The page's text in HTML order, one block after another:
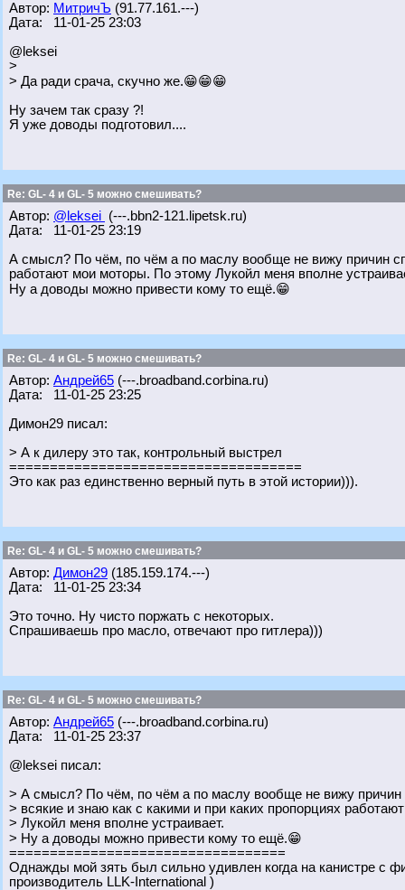
Автор: МитричЪ (91.77.161.---)
Дата: 11-01-25 23:03
@leksei
>
> Да ради срача, скучно же.😁😁😁
Ну зачем так сразу ?!
Я уже доводы подготовил....
Re: GL- 4 и GL- 5 можно смешивать?
Автор: @leksei (---.bbn2-121.lipetsk.ru)
Дата: 11-01-25 23:19
А смысл? По чём, по чём а по маслу вообще не вижу причин
работают мои моторы. По этому Лукойл меня вполне
Ну а доводы можно привести кому то ещё.😁
Re: GL- 4 и GL- 5 можно смешивать?
Автор: Андрей65 (---.broadband.corbina.ru)
Дата: 11-01-25 23:25
Димон29 писал:
> А к дилеру это так, контрольный выстрел
====================================
Это как раз единственно верный путь в этой истории))).
Re: GL- 4 и GL- 5 можно смешивать?
Автор: Димон29 (185.159.174.---)
Дата: 11-01-25 23:34
Это точно. Ну чисто поржать с некоторых.
Спрашиваешь про масло, отвечают про гитлера)))
Re: GL- 4 и GL- 5 можно смешивать?
Автор: Андрей65 (---.broadband.corbina.ru)
Дата: 11-01-25 23:37
@leksei писал:
> А смысл? По чём, по чём а по маслу вообще не вижу причин
> всякие и знаю как с какими и при каких пропорциях
> Лукойл меня вполне устраивает.
> Ну а доводы можно привести кому то ещё.😁
==================================
Однажды мой зять был сильно удивлен когда на канистре с
производитель LLK-International )